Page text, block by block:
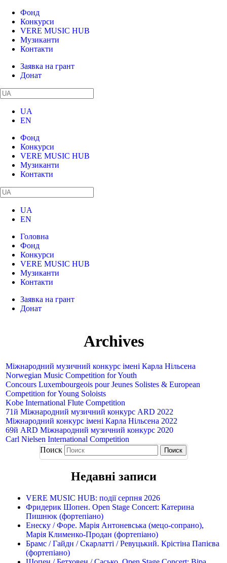
Фонд
Конкурси
VERE MUSIC HUB
Музиканти
Контакти
Заявка на грант
Донат
UA
EN
Фонд
Конкурси
VERE MUSIC HUB
Музиканти
Контакти
UA
EN
Головна
Фонд
Конкурси
VERE MUSIC HUB
Музиканти
Контакти
Заявка на грант
Донат
Archives
Міжнародний музичний конкурс імені Карла Нільсена
Norwegian Music Competition for Youth
Concours Luxembourgeois pour Jeunes Solistes & European
Competition for Young Soloists
Kobe International Flute Competition
71й Міжнародний музичний конкурс ARD 2022
Міжнародний конкурс імені Карла Нільсена 2022
69й ARD Міжнародний музичний конкурс 2020
Carl Nielsen International Competition
Поиск
Недавні записи
VERE MUSIC HUB: події серпня 2026
Фридерик Шопен. Open Stage Concert: Катерина
Пишнюк (фортепіано)
Енеску / Форе. Марія Антоневська (мецо-сопрано),
Марія Клименко-Продан (фортепіано)
Брамс / Гайдн / Скарлатті / Ревуцький. Крістіна Папієва
(фортепіано)